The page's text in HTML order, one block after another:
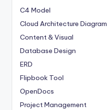
C4 Model
Cloud Architecture Diagram
Content & Visual
Database Design
ERD
Flipbook Tool
OpenDocs
Project Management